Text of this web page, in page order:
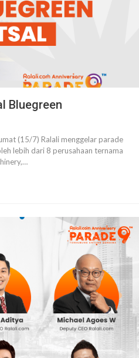
Bluegreen
(15/7) Ralali menggelar parade
lebih dari 8 perusahaan ternama
…